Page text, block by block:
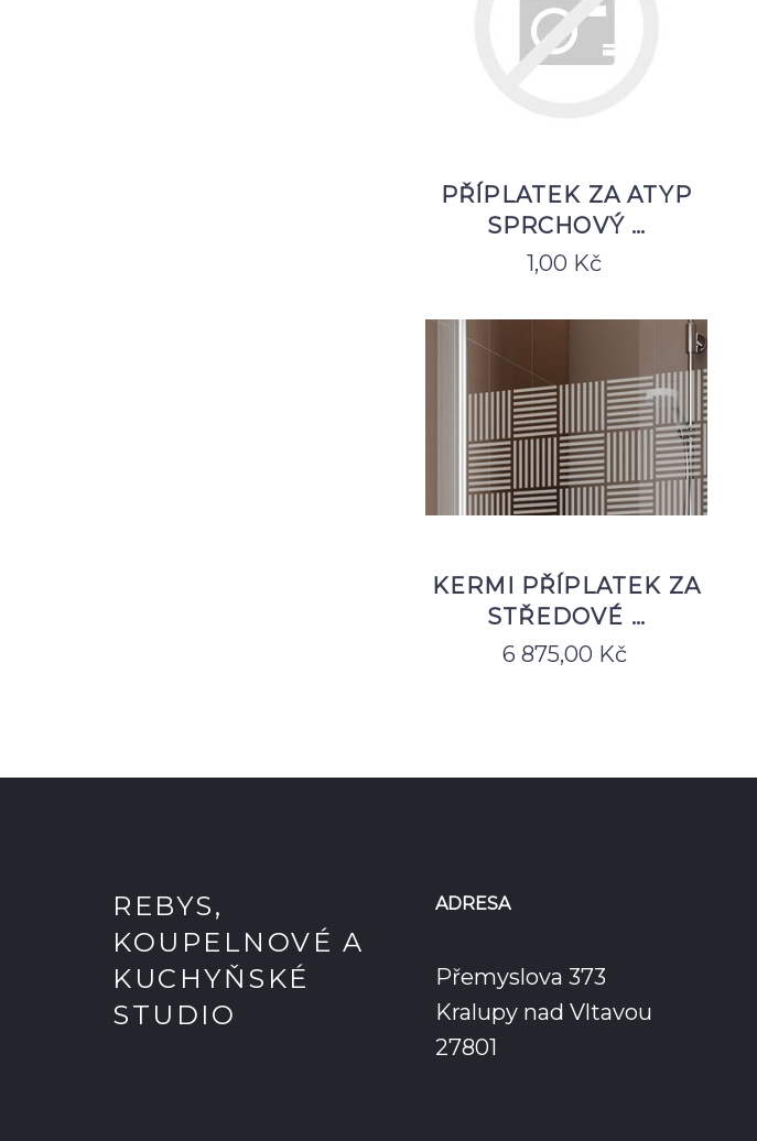
PŘÍPLATEK ZA ATYP
SPRCHOVÝ …
1,00 Kč
KERMI PŘÍPLATEK ZA
STŘEDOVÉ …
6 875,00 Kč
REBYS,
KOUPELNOVÉ A
KUCHYŇSKÉ
STUDIO
ADRESA
Přemyslova 373
Kralupy nad Vltavou
27801